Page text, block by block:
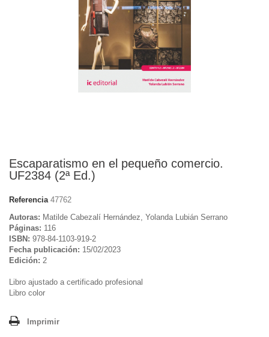
Escaparatismo en el pequeño comercio.
UF2384 (2ª Ed.)
Referencia 47762
Autoras: Matilde Cabezalí Hernández, Yolanda Lubián Serrano
Páginas: 116
ISBN: 978-84-1103-919-2
Fecha publicación: 15/02/2023
Edición: 2
Libro ajustado a certificado profesional
Libro color
Imprimir